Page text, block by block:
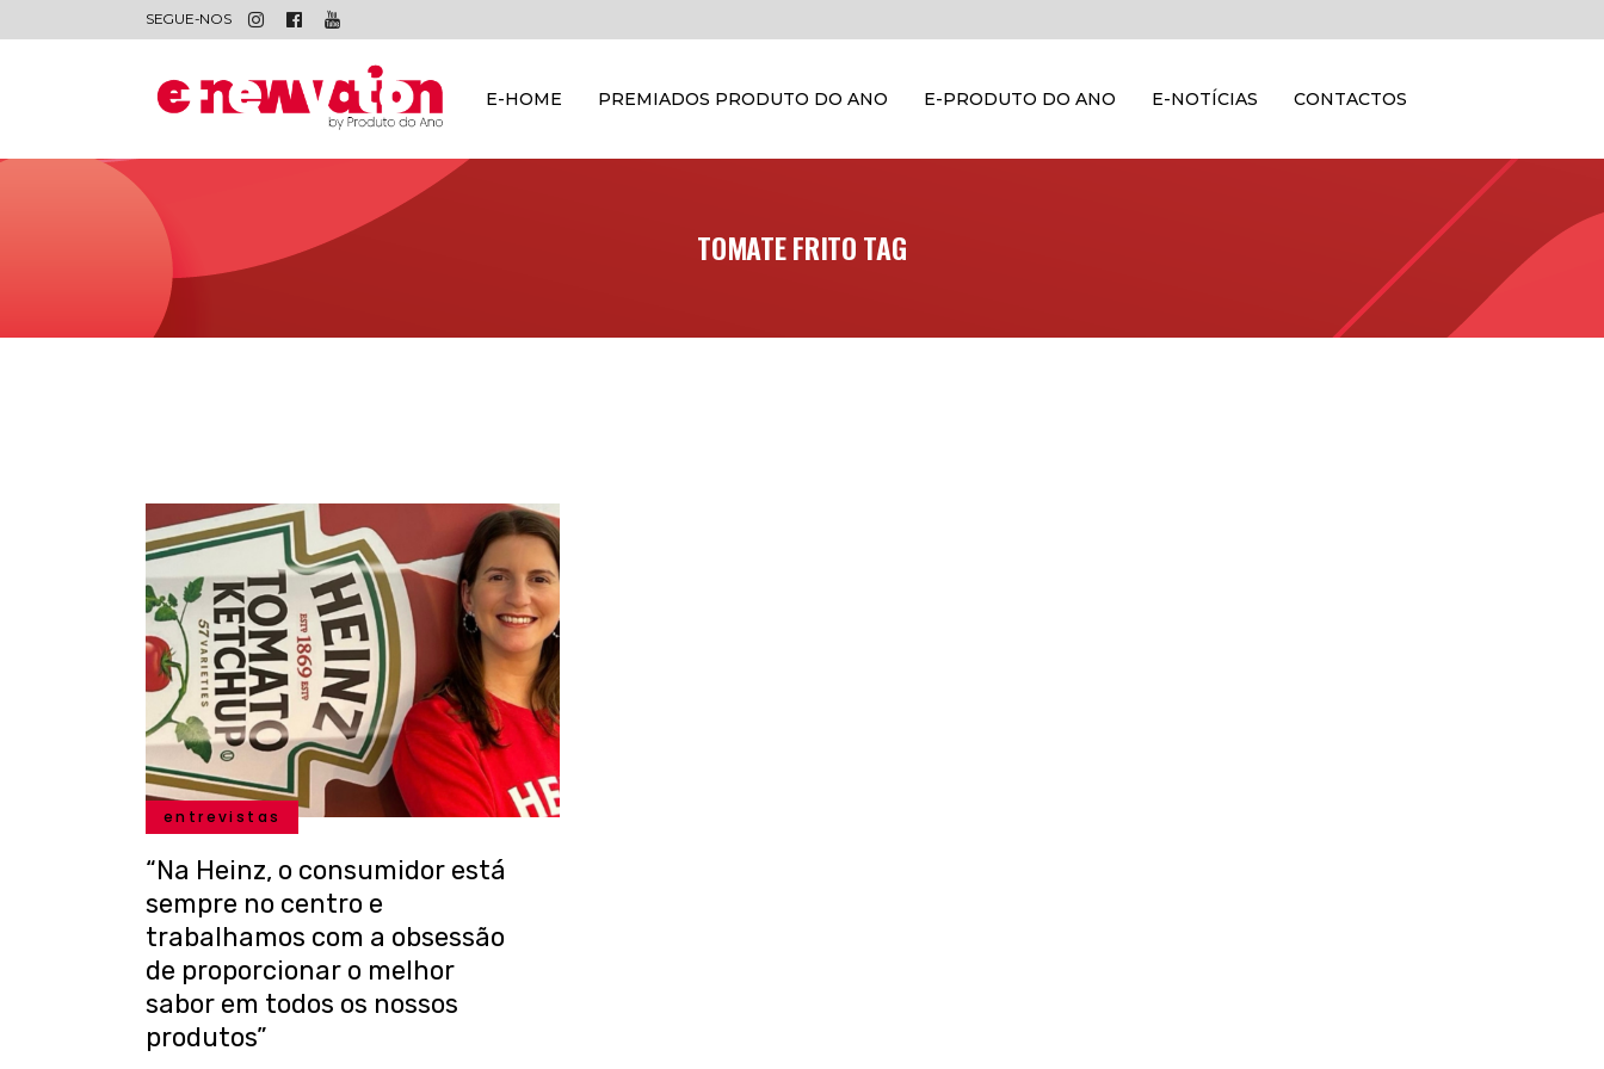
SEGUE-NOS
E-HOME PREMIADOS PRODUTO DO ANO E-PRODUTO DO ANO E-NOTÍCIAS CONTACTOS
TOMATE FRITO TAG
entrevistas
“Na Heinz, o consumidor está
sempre no centro e
trabalhamos com a obsessão
de proporcionar o melhor
sabor em todos os nossos
produtos”